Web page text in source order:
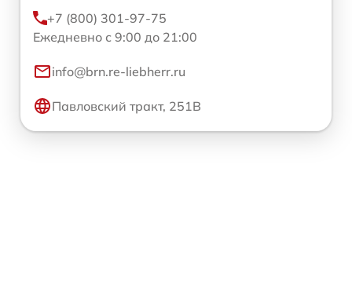
+7 (800) 301-97-75
Ежедневно с 9:00 до 21:00
info@brn.re-liebherr.ru
Павловский тракт, 251В